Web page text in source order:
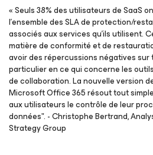
« Seuls 38% des utilisateurs de SaaS
l’ensemble des SLA de protection/
associés aux services qu’ils utilisent.
matière de conformité et de
avoir des répercussions négatives
particulier en ce qui concerne les
de collaboration. La nouvelle version
Microsoft Office 365résout tout
aux utilisateurs le contrôle de leur
données". - Christophe Bertrand,
Strategy Group